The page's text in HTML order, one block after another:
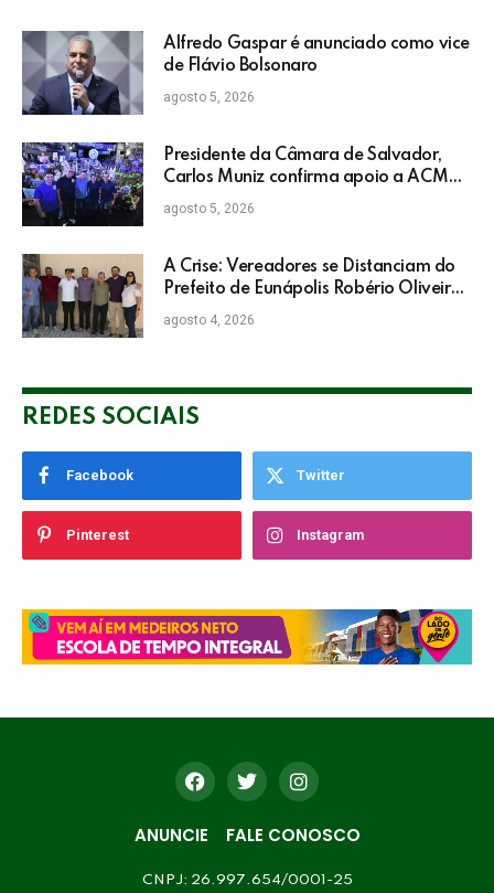
Alfredo Gaspar é anunciado como vice
de Flávio Bolsonaro
agosto 5, 2026
Presidente da Câmara de Salvador,
Carlos Muniz confirma apoio a ACM
Neto: “Irei lutar voto a voto na sua
campanha”
agosto 5, 2026
A Crise: Vereadores se Distanciam do
Prefeito de Eunápolis Robério Oliveira
nas Eleições
agosto 4, 2026
REDES SOCIAIS
Facebook Twitter
Pinterest Instagram
ANUNCIE FALE CONOSCO
CNPJ: 26.997.654/0001-25